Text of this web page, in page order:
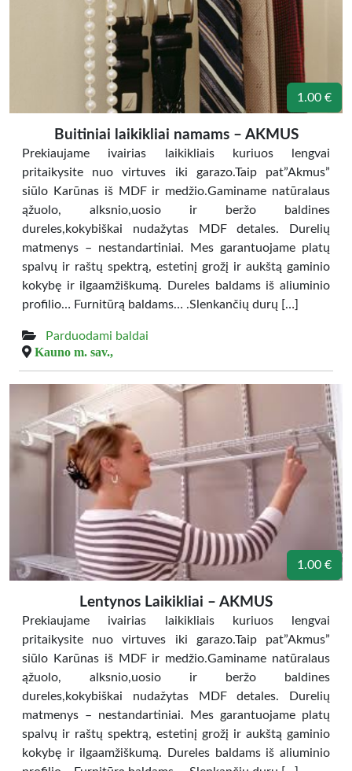
1.00 €
Buitiniai laikikliai namams – AKMUS
Prekiaujame ivairias laikikliais kuriuos lengvai
pritaikysite nuo virtuves iki garazo.Taip pat”Akmus”
siūlo Karūnas iš MDF ir medžio.Gaminame natūralaus
ąžuolo, alksnio,uosio ir beržo baldines
dureles,kokybiškai nudažytas MDF detales. Durelių
matmenys – nestandartiniai. Mes garantuojame platų
spalvų ir raštų spektrą, estetinį grožį ir aukštą gaminio
kokybę ir ilgaamžiškumą. Dureles baldams iš aliuminio
profilio… Furnitūrą baldams… .Slenkančių durų […]
Parduodami baldai
Kauno m. sav.,
1.00 €
Lentynos Laikikliai – AKMUS
Prekiaujame ivairias laikikliais kuriuos lengvai
pritaikysite nuo virtuves iki garazo.Taip pat”Akmus”
siūlo Karūnas iš MDF ir medžio.Gaminame natūralaus
ąžuolo, alksnio,uosio ir beržo baldines
dureles,kokybiškai nudažytas MDF detales. Durelių
matmenys – nestandartiniai. Mes garantuojame platų
spalvų ir raštų spektrą, estetinį grožį ir aukštą gaminio
kokybę ir ilgaamžiškumą. Dureles baldams iš aliuminio